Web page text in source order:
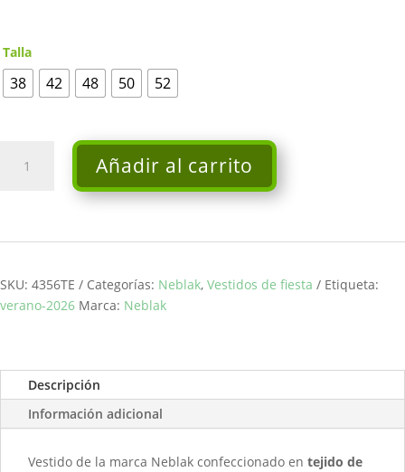
Talla
38 42 48 50 52
Añadir al carrito
SKU: 4356TE Categorías: Neblak, Vestidos de fiesta
Etiqueta:
verano-2026 Marca: Neblak
Descripción
Información adicional
Vestido de la marca Neblak confeccionado en tejido de